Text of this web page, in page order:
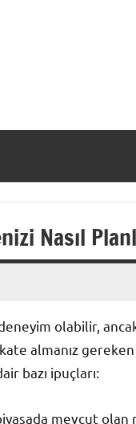
Nasıl
olabilir,
almanız
bazı ipuçları:
mevcut